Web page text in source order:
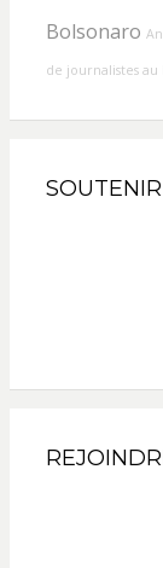
Bolsonaro
de journalistes au